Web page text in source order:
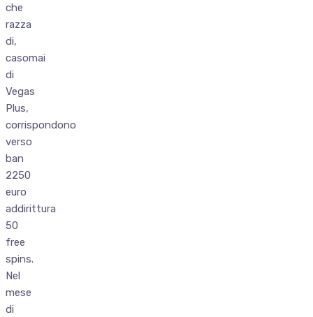
che
razza
di,
casomai
di
Vegas
Plus,
corrispondono
verso
ban
2250
euro
addirittura
50
free
spins.
Nel
mese
di